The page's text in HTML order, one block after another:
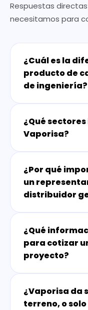
Respuestas
necesitamos para
¿Cuál es la
producto de
de ingeniería?
¿Qué
Vaporisa?
¿Por qué
un
distribuidor
¿Qué
para cotizar
proyecto?
¿Vaporisa da
terreno, o